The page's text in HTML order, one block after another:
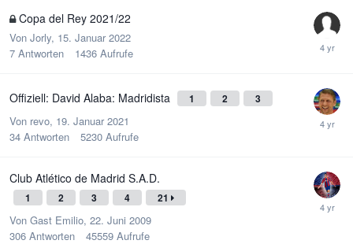
Copa del Rey 2021/22
Von Jorly, 15. Januar 2022
7 Antworten 1436 Aufrufe
Offiziell: David Alaba: Madridista 1 2 3
Von revo, 19. Januar 2021
34 Antworten 5230 Aufrufe
Club Atlético de Madrid S.A.D.
1 2 3 4 21
Von Gast Emilio, 22. Juni 2009
306 Antworten 45559 Aufrufe